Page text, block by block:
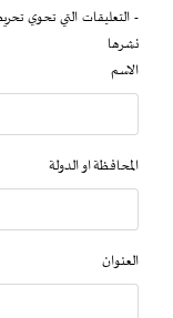
- التعليقات التي تحوي
نشرها
الاسم
المحافظة او الدولة
العنوان